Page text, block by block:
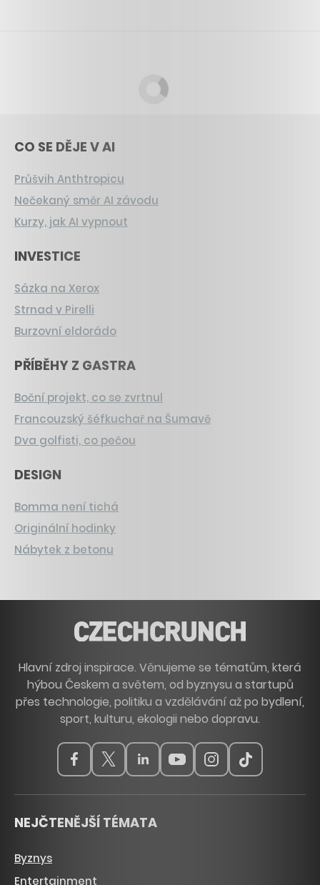
CO SE DĚJE V AI
Průšvih Anthtropicu
Nečekaný směr AI závodu
Kurzy, jak AI vypnout
INVESTICE
Sázka na Xerox
Strnad v Pirelli
Burzovní eldorádo
PŘÍBĚHY Z GASTRA
Boční projekt, co se zvrtnul
Francouzský šéfkuchař na Šumavě
Dva golfisti, co pečou
DESIGN
Bomma není tichá
Originální hodinky
Nábytek z betonu
Hlavní zdroj inspirace. Věnujeme se tématům, která
hýbou Českem a světem, od byznysu a startupů
přes technologie, politiku a vzdělávání až po bydlení,
sport, kulturu, ekologii nebo dopravu.
NEJČTENĚJŠÍ TÉMATA
Byznys
Entertainment